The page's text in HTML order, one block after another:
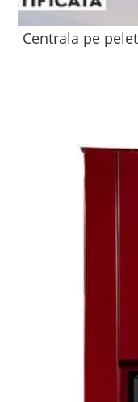
Centrala pe